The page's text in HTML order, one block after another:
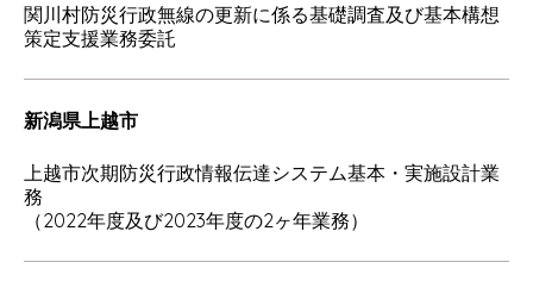
関川村防災行政無線の更新に係る基礎調査及び基本構想
策定支援業務委託
新潟県上越市
上越市次期防災行政情報伝達システム基本・実施設計業
務
（2022年度及び2023年度の2ヶ年業務）